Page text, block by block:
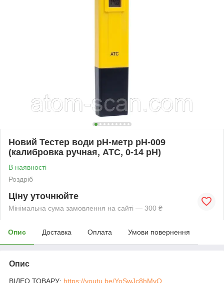
Новий Тестер води pH-метр pH-009
(калибровка ручная, АТС, 0-14 pH)
В наявності
Роздріб
Ціну уточнюйте
Мінімальна сума замовлення на сайті — 300 ₴
Опис Доставка Оплата Умови повернення
Опис
ВІДЕО ТОВАРУ: https://youtu.be/YoSwJc8hMvQ